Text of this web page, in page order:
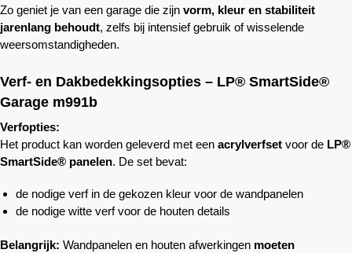
Zo geniet je van een garage die zijn vorm, kleur en stabiliteit
jarenlang behoudt, zelfs bij intensief gebruik of wisselende
weersomstandigheden.
Verf- en Dakbedekkingsopties – LP® SmartSide®
Garage m991b
Verfopties:
Het product kan worden geleverd met een acrylverfset voor de LP®
SmartSide® panelen. De set bevat:
de nodige verf in de gekozen kleur voor de wandpanelen
de nodige witte verf voor de houten details
Belangrijk: Wandpanelen en houten afwerkingen moeten